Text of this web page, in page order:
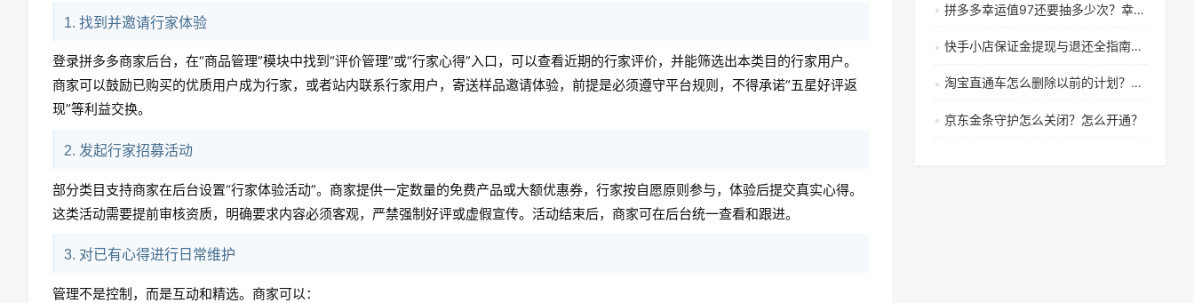
1. 找到并邀请行家体验
登录拼多多商家后台，在“商品管理”模块中找到“评价管理”或“行家心得”入口，可以查看近期的行家评价，并能筛选出本类目的行家用户。
商家可以鼓励已购买的优质用户成为行家，或者站内联系行家用户，寄送样品邀请体验，前提是必须遵守平台规则，不得承诺“五星好评返
现”等利益交换。
2. 发起行家招募活动
部分类目支持商家在后台设置“行家体验活动”。商家提供一定数量的免费产品或大额优惠券，行家按自愿原则参与，体验后提交真实心得。
这类活动需要提前审核资质，明确要求内容必须客观，严禁强制好评或虚假宣传。活动结束后，商家可在后台统一查看和跟进。
3. 对已有心得进行日常维护
管理不是控制，而是互动和精选。商家可以：
拼多多幸运值97还要抽多少次？幸运值97能成功吗？
快手小店保证金提现与退还全指南：条件、流程与注意事项解析
淘宝直通车怎么删除以前的计划？如何选关键词？
京东金条守护怎么关闭？怎么开通？